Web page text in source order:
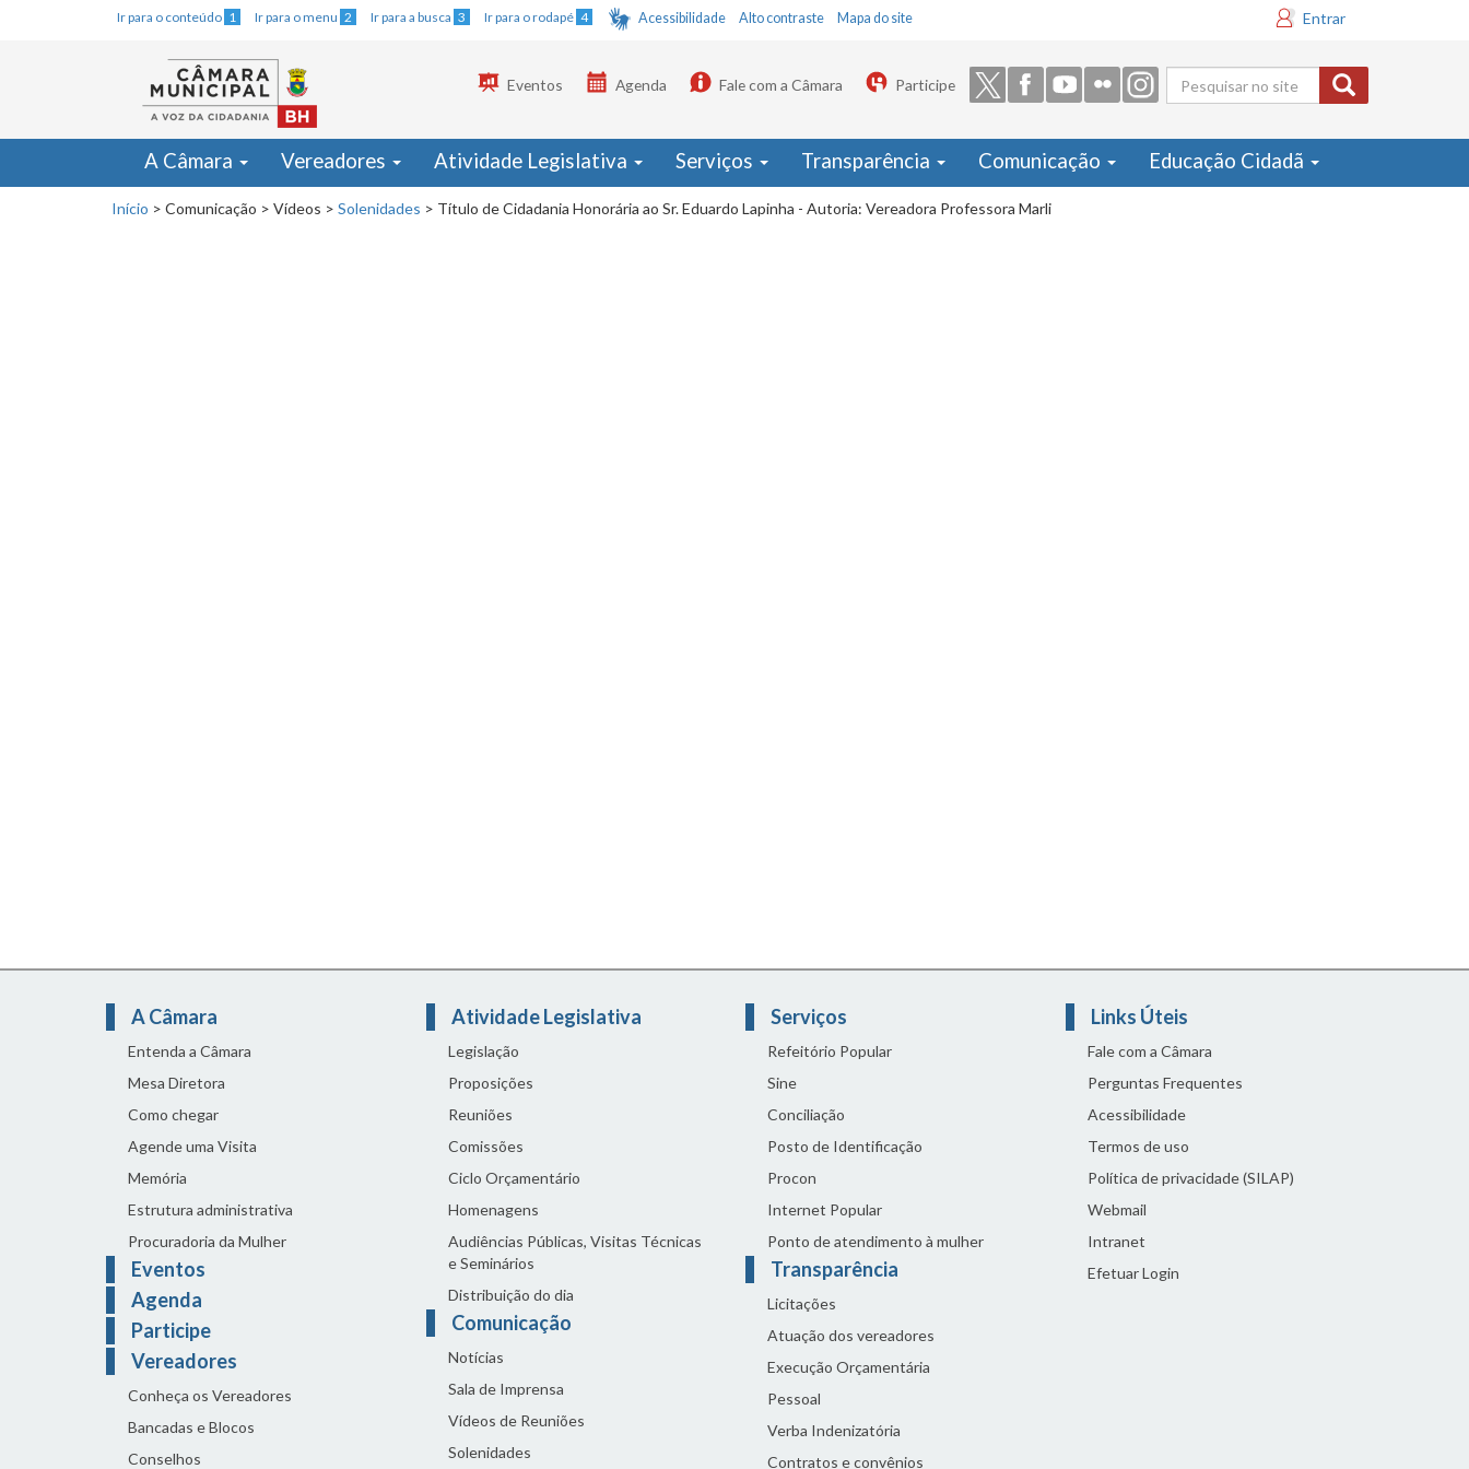
Ir para o conteúdo 1 Ir para o menu 2 Ir para a busca 3 Ir para o rodapé 4 Acessibilidade Alto contraste Mapa do site Entrar
Formulário
de busca
Eventos Agenda Fale com a Câmara Participe
A Câmara Vereadores Atividade Legislativa Serviços Transparência Comunicação Educação Cidadã
Início > Comunicação > Vídeos > Solenidades > Título de Cidadania Honorária ao Sr. Eduardo Lapinha - Autoria: Vereadora Professora Marli
A Câmara
Entenda a Câmara
Mesa Diretora
Como chegar
Agende uma Visita
Memória
Estrutura administrativa
Procuradoria da Mulher
Eventos
Agenda
Participe
Vereadores
Conheça os Vereadores
Bancadas e Blocos
Conselhos
Atividade Legislativa
Legislação
Proposições
Reuniões
Comissões
Ciclo Orçamentário
Homenagens
Audiências Públicas, Visitas Técnicas
e Seminários
Distribuição do dia
Comunicação
Notícias
Sala de Imprensa
Vídeos de Reuniões
Solenidades
Serviços
Refeitório Popular
Sine
Conciliação
Posto de Identificação
Procon
Internet Popular
Ponto de atendimento à mulher
Transparência
Licitações
Atuação dos vereadores
Execução Orçamentária
Pessoal
Verba Indenizatória
Contratos e convênios
Links Úteis
Fale com a Câmara
Perguntas Frequentes
Acessibilidade
Termos de uso
Política de privacidade (SILAP)
Webmail
Intranet
Efetuar Login